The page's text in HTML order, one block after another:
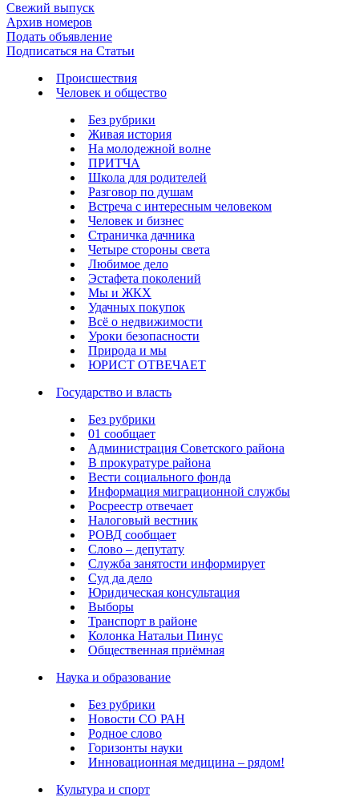
Свежий выпуск
Архив номеров
Подать объявление
Подписаться на Статьи
Происшествия
Человек и общество
Без рубрики
Живая история
На молодежной волне
ПРИТЧА
Школа для родителей
Разговор по душам
Встреча с интересным человеком
Человек и бизнес
Страничка дачника
Четыре стороны света
Любимое дело
Эстафета поколений
Мы и ЖКХ
Удачных покупок
Всё о недвижимости
Уроки безопасности
Природа и мы
ЮРИСТ ОТВЕЧАЕТ
Государство и власть
Без рубрики
01 сообщает
Администрация Советского района
В прокуратуре района
Вести социального фонда
Информация миграционной службы
Росреестр отвечает
Налоговый вестник
РОВД сообщает
Слово – депутату
Служба занятости информирует
Суд да дело
Юридическая консультация
Выборы
Транспорт в районе
Колонка Натальи Пинус
Общественная приёмная
Наука и образование
Без рубрики
Новости СО РАН
Родное слово
Горизонты науки
Инновационная медицина – рядом!
Культура и спорт